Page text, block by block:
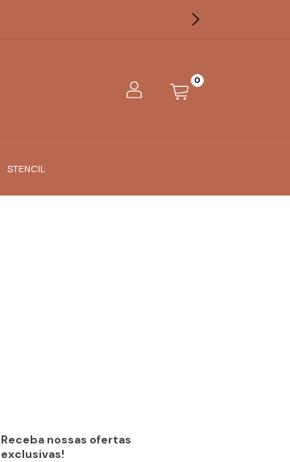
0
STENCIL
Receba nossas ofertas
exclusivas!